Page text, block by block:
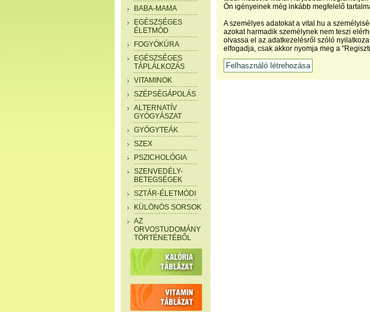
BABA-MAMA
EGÉSZSÉGES
ÉLETMÓD
FOGYÓKÚRA
EGÉSZSÉGES
TÁPLÁLKOZÁS
VITAMINOK
SZÉPSÉGÁPOLÁS
ALTERNATÍV
GYÓGYÁSZAT
GYÓGYTEÁK
SZEX
PSZICHOLÓGIA
SZENVEDÉLY-
BETEGSÉGEK
SZTÁR-ÉLETMÓDI
KÜLÖNÖS SORSOK
AZ
ORVOSTUDOMÁNY
TÖRTÉNETÉBŐL
Ön igényeinek még inkább megfelelő
A személyes adatokat a vital.hu a
azokat harmadik személynek nem teszi
olvassa el az adatkezelésről szóló
elfogadja, csak akkor nyomja meg a